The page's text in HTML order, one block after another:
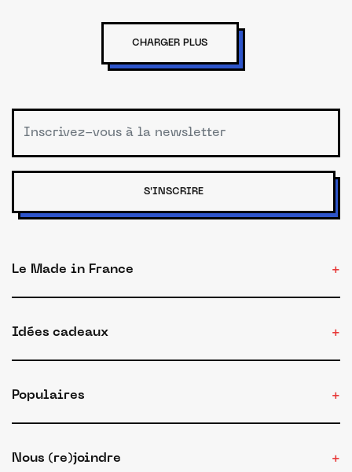
CHARGER PLUS
S'INSCRIRE
Le Made in France
Idées cadeaux
Populaires
Nous (re)joindre